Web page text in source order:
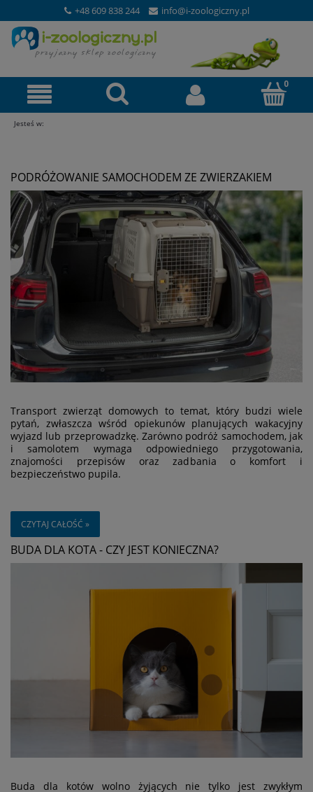
+48 609 838 244 info@i-zoologiczny.pl
Jesteś w:
PODRÓŻOWANIE SAMOCHODEM ZE ZWIERZAKIEM
Transport zwierząt domowych to temat, który budzi wiele
pytań, zwłaszcza wśród opiekunów planujących wakacyjny
wyjazd lub przeprowadzkę. Zarówno podróż samochodem, jak
i samolotem wymaga odpowiedniego przygotowania,
znajomości przepisów oraz zadbania o komfort i
bezpieczeństwo pupila.
CZYTAJ CAŁOŚĆ »
BUDA DLA KOTA - CZY JEST KONIECZNA?
Buda dla kotów wolno żyjących nie tylko jest zwykłym